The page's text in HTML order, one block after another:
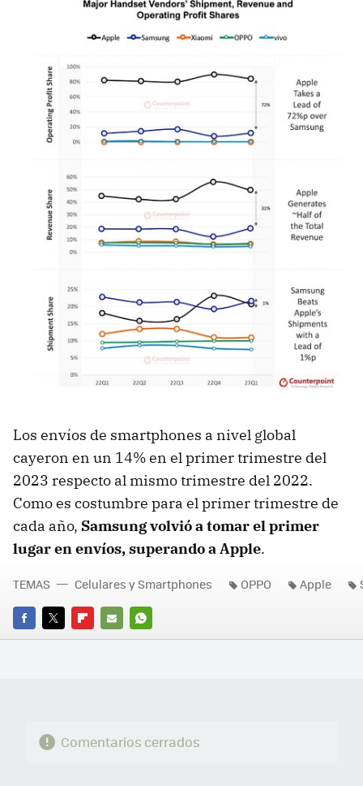
Los envíos de smartphones a nivel global
cayeron en un 14% en el primer trimestre del
2023 respecto al mismo trimestre del 2022.
Como es costumbre para el primer trimestre de
cada año, Samsung volvió a tomar el primer
lugar en envíos, superando a Apple.
FACEBOOK
TWITTERFLIPBOARD
E-
WHATSAPP
TEMAS Celulares y Smartphones OPPO Apple
Comentarios cerrados